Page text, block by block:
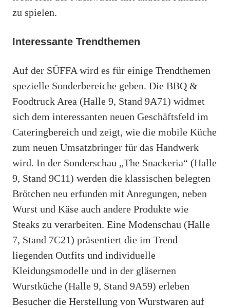
zu spielen.
Interessante Trendthemen
Auf der SÜFFA wird es für einige Trendthemen
spezielle Sonderbereiche geben. Die BBQ &
Foodtruck Area (Halle 9, Stand 9A71) widmet
sich dem interessanten neuen Geschäftsfeld im
Cateringbereich und zeigt, wie die mobile Küche
zum neuen Umsatzbringer für das Handwerk
wird. In der Sonderschau „The Snackeria“ (Halle
9, Stand 9C11) werden die klassischen belegten
Brötchen neu erfunden mit Anregungen, neben
Wurst und Käse auch andere Produkte wie
Steaks zu verarbeiten. Eine Modenschau (Halle
7, Stand 7C21) präsentiert die im Trend
liegenden Outfits und individuelle
Kleidungsmodelle und in der gläsernen
Wurstküche (Halle 9, Stand 9A59) erleben
Besucher die Herstellung von Wurstwaren auf